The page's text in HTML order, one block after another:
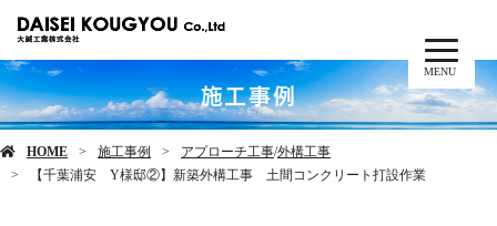
MENU
施工事例
HOME 施工事例 アプローチ工事/外構工事
【千葉浦安 Y様邸②】新築外構工事 土間コンクリート打設作業